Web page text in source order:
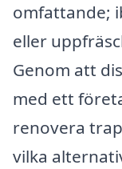
omfattande;
eller
Genom att
med ett
renovera
vilka